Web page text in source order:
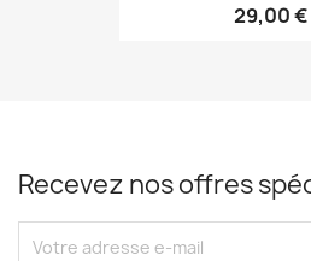
29,00 €
Recevez nos offres